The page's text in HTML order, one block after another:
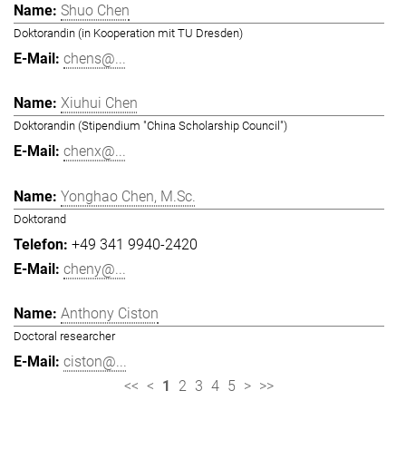
Shuo Chen
Doktorandin (in Kooperation mit TU Dresden)
chens@...
Xiuhui Chen
Doktorandin (Stipendium "China Scholarship Council")
chenx@...
Yonghao Chen, M.Sc.
Doktorand
+49 341 9940-2420
cheny@...
Anthony Ciston
Doctoral researcher
ciston@...
<< < 1 2 3 4 5 > >>